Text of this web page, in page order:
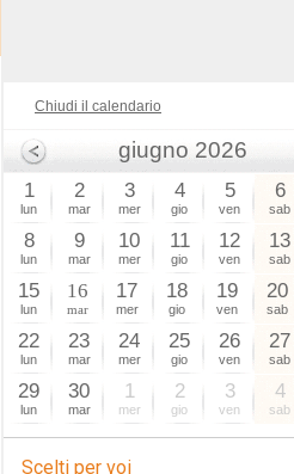
Chiudi il calendario
giugno 2026
1
lun
2
mar
3
mer
4
gio
5
ven
6
sab
8
lun
9
mar
10
mer
11
gio
12
ven
13
sab
15
lun
16
mar
17
mer
18
gio
19
ven
20
sab
22
lun
23
mar
24
mer
25
gio
26
ven
27
sab
29
lun
30
mar
1
mer
2
gio
3
ven
4
sab
Scelti per voi